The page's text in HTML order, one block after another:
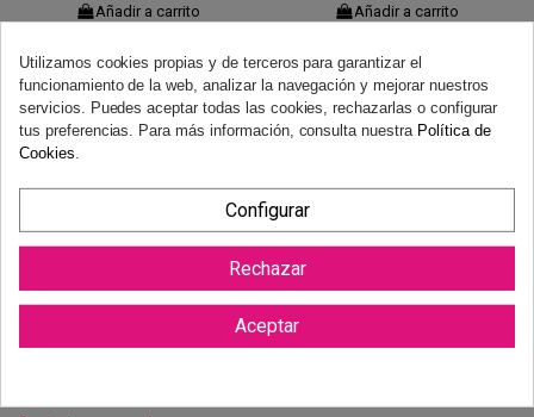
Añadir a carrito Añadir a carrito
Utilizamos cookies propias y de terceros para garantizar el
funcionamiento de la web, analizar la navegación y mejorar nuestros
servicios. Puedes aceptar todas las cookies, rechazarlas o configurar
tus preferencias. Para más información, consulta nuestra Política de
Cookies
Configurar
Rechazar
Aceptar